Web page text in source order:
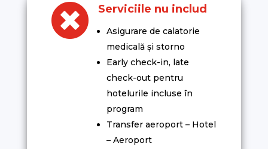
 Serviciile nu includ
Asigurare de calatorie
medicală și storno
Early check-in, late
check-out pentru
hotelurile incluse în
program
Transfer aeroport – Hotel
– Aeroport